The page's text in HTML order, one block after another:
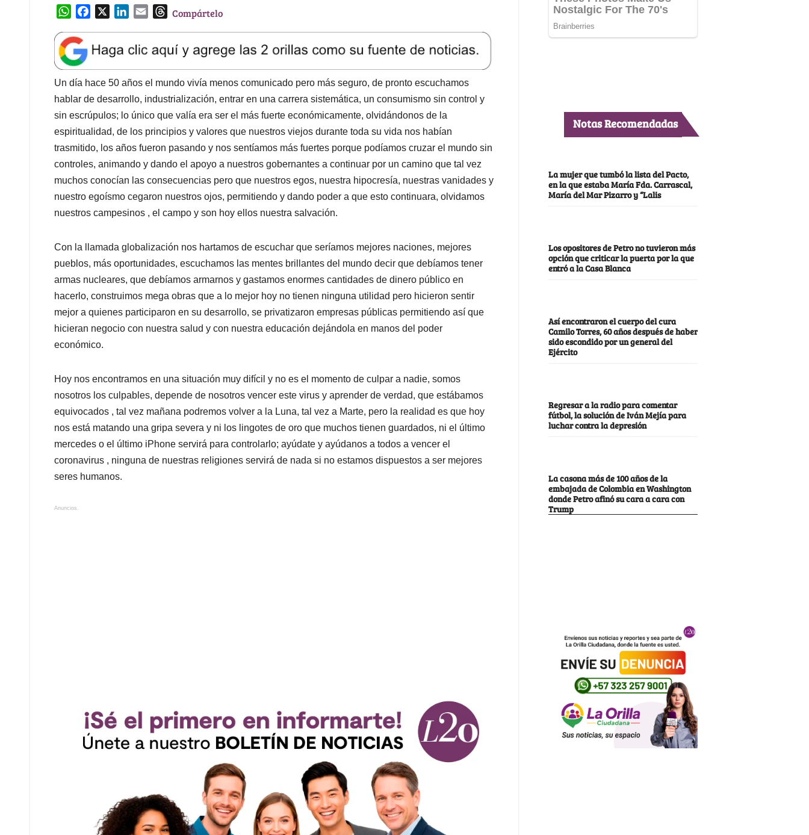
W
a
t
s
A
p
p
e
b
o
o
k
k
e
d
I
n
l
T
e
a
d
s
Compártelo
Un día hace 50 años el mundo vivía menos comunicado pero más seguro, de pronto escuchamos
hablar de desarrollo, industrialización, entrar en una carrera sistemática, un consumismo sin control y
sin escrúpulos; lo único que valía era ser el más fuerte económicamente, olvidándonos de la
espiritualidad, de los principios y valores que nuestros viejos durante toda su vida nos habían
trasmitido, los años fueron pasando y nos sentíamos más fuertes porque podíamos cruzar el mundo sin
controles, animando y dando el apoyo a nuestros gobernantes a continuar por un camino que tal vez
muchos conocían las consecuencias pero que nuestros egos, nuestra hipocresía, nuestras vanidades y
nuestro egoísmo cegaron nuestros ojos, permitiendo y dando poder a que esto continuara, olvidamos
nuestros campesinos , el campo y son hoy ellos nuestra salvación.
Con la llamada globalización nos hartamos de escuchar que seríamos mejores naciones, mejores
pueblos, más oportunidades, escuchamos las mentes brillantes del mundo decir que debíamos tener
armas nucleares, que debíamos armarnos y gastamos enormes cantidades de dinero público en
hacerlo, construimos mega obras que a lo mejor hoy no tienen ninguna utilidad pero hicieron sentir
mejor a quienes participaron en su desarrollo, se privatizaron empresas públicas permitiendo así que
hicieran negocio con nuestra salud y con nuestra educación dejándola en manos del poder
económico.
Hoy nos encontramos en una situación muy difícil y no es el momento de culpar a nadie, somos
nosotros los culpables, depende de nosotros vencer este virus y aprender de verdad, que estábamos
equivocados , tal vez mañana podremos volver a la Luna, tal vez a Marte, pero la realidad es que hoy
nos está matando una gripa severa y ni los lingotes de oro que muchos tienen guardados, ni el último
mercedes o el último iPhone servirá para controlarlo; ayúdate y ayúdanos a todos a vencer el
coronavirus , ninguna de nuestras religiones servirá de nada si no estamos dispuestos a ser mejores
seres humanos.
Anuncios.
Notas Recomendadas
La mujer que tumbó la lista del Pacto,
en la que estaba María Fda. Carrascal,
María del Mar Pizarro y “Lalis
Los opositores de Petro no tuvieron más
opción que criticar la puerta por la que
entró a la Casa Blanca
Así encontraron el cuerpo del cura
Camilo Torres, 60 años después de haber
sido escondido por un general del
Ejército
Regresar a la radio para comentar
fútbol, la solución de Iván Mejía para
luchar contra la depresión
La casona más de 100 años de la
embajada de Colombia en Washington
donde Petro afinó su cara a cara con
Trump